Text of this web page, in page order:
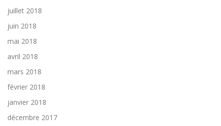
juillet 2018
juin 2018
mai 2018
avril 2018
mars 2018
février 2018
janvier 2018
décembre 2017